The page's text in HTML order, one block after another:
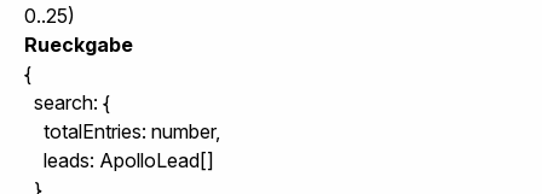
0..25)
Rueckgabe
{
  search: {
    totalEntries: number,
    leads: ApolloLead[]
  },